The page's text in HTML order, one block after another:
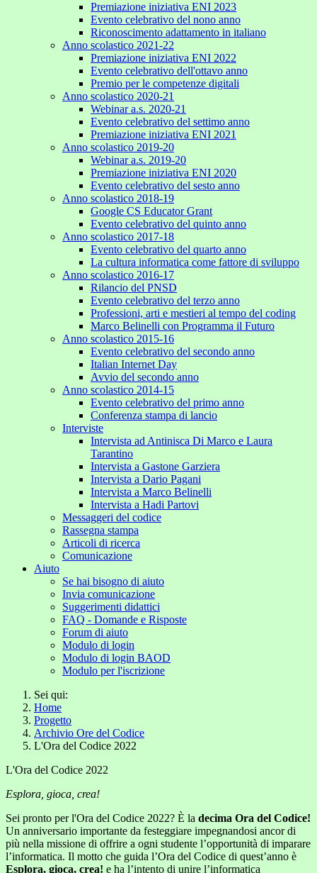
Premiazione iniziativa ENI 2023
Evento celebrativo del nono anno
Riconoscimento adattamento in italiano
Anno scolastico 2021-22
Premiazione iniziativa ENI 2022
Evento celebrativo dell'ottavo anno
Premio per le competenze digitali
Anno scolastico 2020-21
Webinar a.s. 2020-21
Evento celebrativo del settimo anno
Premiazione iniziativa ENI 2021
Anno scolastico 2019-20
Webinar a.s. 2019-20
Premiazione iniziativa ENI 2020
Evento celebrativo del sesto anno
Anno scolastico 2018-19
Google CS Educator Grant
Evento celebrativo del quinto anno
Anno scolastico 2017-18
Evento celebrativo del quarto anno
La cultura informatica come fattore di sviluppo
Anno scolastico 2016-17
Rilancio del PNSD
Evento celebrativo del terzo anno
Professioni, arti e mestieri al tempo del coding
Marco Belinelli con Programma il Futuro
Anno scolastico 2015-16
Evento celebrativo del secondo anno
Italian Internet Day
Avvio del secondo anno
Anno scolastico 2014-15
Evento celebrativo del primo anno
Conferenza stampa di lancio
Interviste
Intervista ad Antinisca Di Marco e Laura
Tarantino
Intervista a Gastone Garziera
Intervista a Dario Pagani
Intervista a Marco Belinelli
Intervista a Hadi Partovi
Messaggeri del codice
Rassegna stampa
Articoli di ricerca
Comunicazione
Aiuto
Se hai bisogno di aiuto
Invia comunicazione
Suggerimenti didattici
FAQ - Domande e Risposte
Forum di aiuto
Modulo di login
Modulo di login BAOD
Modulo per l'iscrizione
Sei qui:
Home
Progetto
Archivio Ore del Codice
L'Ora del Codice 2022
L'Ora del Codice 2022
Esplora, gioca, crea!
Sei pronto per l'Ora del Codice 2022? È la decima Ora del Codice!
Un anniversario importante da festeggiare impegnandosi ancor di
più nella missione di offrire a ogni studente l’opportunità di imparare
l’informatica. Il motto che guida l’Ora del Codice di quest’anno è
Esplora, gioca, crea! e ha l’intento di unire l’informatica